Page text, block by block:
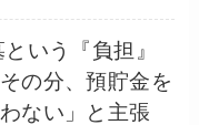
という『負担』
の分、預貯金を
ない」と主張